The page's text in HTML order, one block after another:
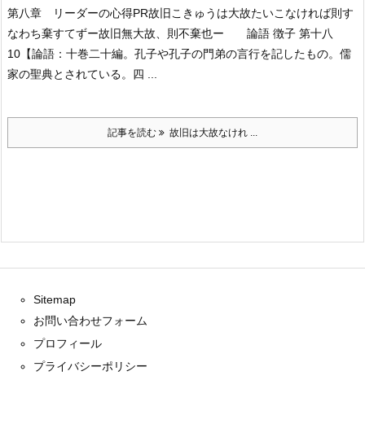
第八章 リーダーの心得PR故旧こきゅうは大故たいこなければ則す
なわち棄すてずー故旧無大故、則不棄也ー 論語 徴子 第十八
10 【論語：十巻二十編。孔子や孔子の門弟の言行を記したもの。儒
家の聖典とされている。四 ...
記事を読む 故旧は大故なけれ ...
Sitemap
お問い合わせフォーム
プロフィール
プライバシーポリシー